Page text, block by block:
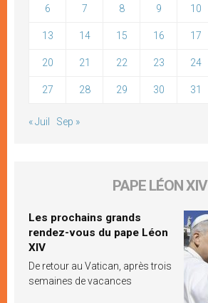
6 7 8 9 10
13 14 15 16 17
20 21 22 23 24
27 28 29 30 31
« Juil Sep »
PAPE LÉON XIV
Les prochains grands
rendez-vous du pape Léon
XIV
De retour au Vatican, après trois
semaines de vacances